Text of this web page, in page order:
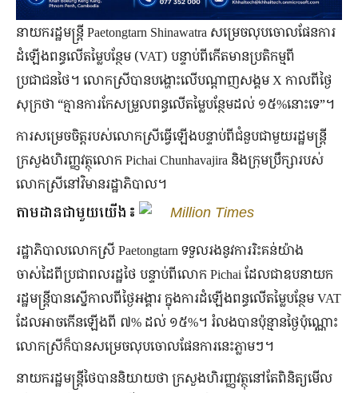
នាយករដ្ឋមន្ត្រី Paetongtarn Shinawatra សម្រេចលុបចោលផែនការ
ដំឡើងពន្ធលើតម្លៃបន្ថែម (VAT) បន្ទាប់ពីកើតមានប្រតិកម្មពី
ប្រជាជនថៃ។ លោកស្រីបាន​បង្ហោះ​លើ​បណ្តាញសង្គម X កាល​ពី​ថ្ងៃ​
សុក្រ​ថា “គ្មាន​ការ​កែសម្រួល​ពន្ធ​លើ​តម្លៃ​បន្ថែម​ដល់ ១៥%នោះទេ”។
ការ​សម្រេច​ចិត្ត​របស់លោកស្រី​ធ្វើ​ឡើង​បន្ទាប់​ពី​ជំនួប​ជាមួយ​រដ្ឋមន្ត្រី​
ក្រសួង​ហិរញ្ញវត្ថុលោក Pichai Chunhavajira និង​ក្រុម​ប្រឹក្សា​របស់​
លោកស្រី​នៅ​វិមាន​រដ្ឋាភិបាល។
តាមដានជាមួយយើង៖ Million Times
រដ្ឋាភិបាលលោកស្រី Paetongtarn ទទួលរងនូវការរិះគន់យ៉ាង
ចាស់ដៃពីប្រជាពលរដ្ឋថៃ បន្ទាប់ពីលោក Pichai ដែលជាឧបនាយក
រដ្ឋមន្ត្រីបានស្នើកាលពីថ្ងៃអង្គារ ក្នុងការដំឡើងពន្ធលើតម្លៃបន្ថែម VAT
ដែលអាចកើនឡើងពី ៧% ដល់ ១៥%។ រំលងបានប៉ុន្មានថ្ងៃប៉ុណ្ណោះ
លោកស្រីក៏បានសម្រេចលុបចោលផែនការនេះភ្លាមៗ។
នាយករដ្ឋមន្ត្រីថៃបាននិយាយថា ក្រសួងហិរញ្ញវត្ថុនៅតែពិនិត្យមើល